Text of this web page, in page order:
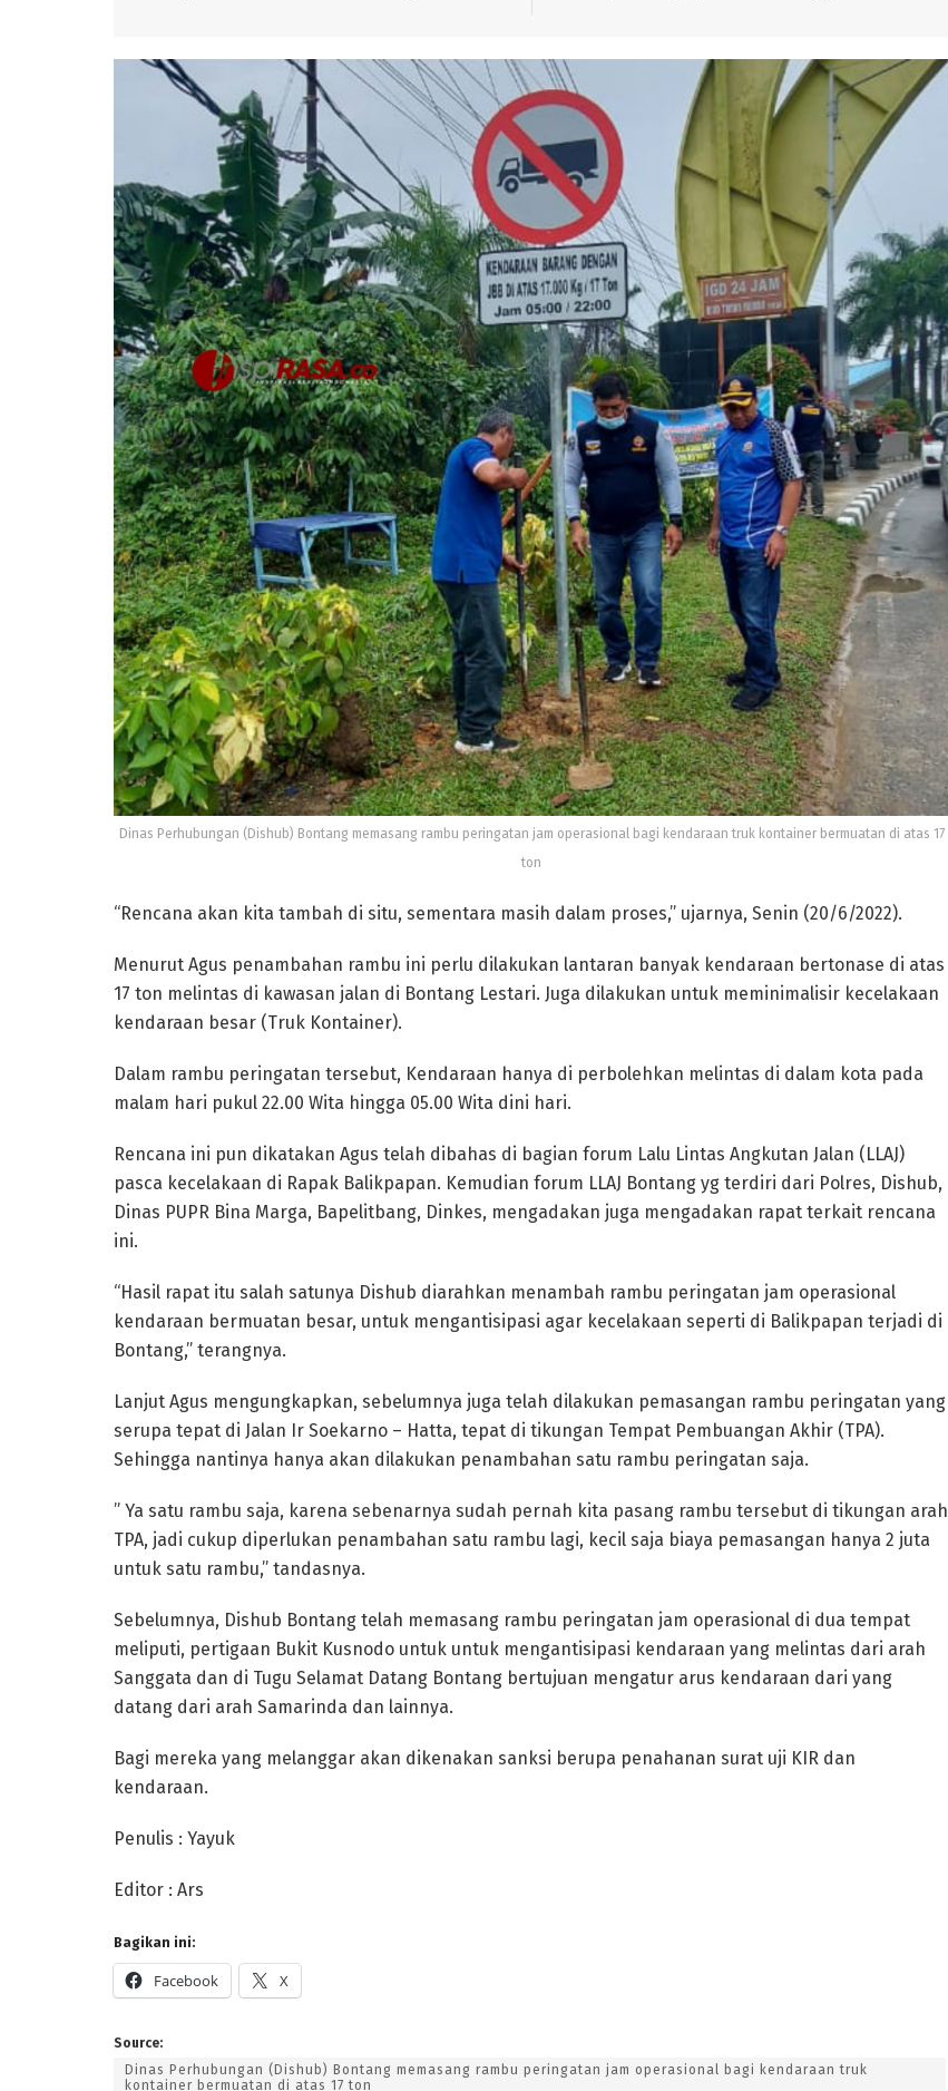
Dinas Perhubungan (Dishub) Bontang memasang rambu peringatan jam operasional bagi kendaraan truk kontainer bermuatan di atas 17
ton
“Rencana akan kita tambah di situ, sementara masih dalam proses,” ujarnya, Senin (20/6/2022).
Menurut Agus penambahan rambu ini perlu dilakukan lantaran banyak kendaraan bertonase di atas
17 ton melintas di kawasan jalan di Bontang Lestari. Juga dilakukan untuk meminimalisir kecelakaan
kendaraan besar (Truk Kontainer).
Dalam rambu peringatan tersebut, Kendaraan hanya di perbolehkan melintas di dalam kota pada
malam hari pukul 22.00 Wita hingga 05.00 Wita dini hari.
Rencana ini pun dikatakan Agus telah dibahas di bagian forum Lalu Lintas Angkutan Jalan (LLAJ)
pasca kecelakaan di Rapak Balikpapan. Kemudian forum LLAJ Bontang yg terdiri dari Polres, Dishub,
Dinas PUPR Bina Marga, Bapelitbang, Dinkes, mengadakan juga mengadakan rapat terkait rencana
ini.
“Hasil rapat itu salah satunya Dishub diarahkan menambah rambu peringatan jam operasional
kendaraan bermuatan besar, untuk mengantisipasi agar kecelakaan seperti di Balikpapan terjadi di
Bontang,” terangnya.
Lanjut Agus mengungkapkan, sebelumnya juga telah dilakukan pemasangan rambu peringatan yang
serupa tepat di Jalan Ir Soekarno – Hatta, tepat di tikungan Tempat Pembuangan Akhir (TPA).
Sehingga nantinya hanya akan dilakukan penambahan satu rambu peringatan saja.
” Ya satu rambu saja, karena sebenarnya sudah pernah kita pasang rambu tersebut di tikungan arah
TPA, jadi cukup diperlukan penambahan satu rambu lagi, kecil saja biaya pemasangan hanya 2 juta
untuk satu rambu,” tandasnya.
Sebelumnya, Dishub Bontang telah memasang rambu peringatan jam operasional di dua tempat
meliputi, pertigaan Bukit Kusnodo untuk untuk mengantisipasi kendaraan yang melintas dari arah
Sanggata dan di Tugu Selamat Datang Bontang bertujuan mengatur arus kendaraan dari yang
datang dari arah Samarinda dan lainnya.
Bagi mereka yang melanggar akan dikenakan sanksi berupa penahanan surat uji KIR dan
kendaraan.
Penulis : Yayuk
Editor : Ars
Bagikan ini:
Facebook X
Source:
Dinas Perhubungan (Dishub) Bontang memasang rambu peringatan jam operasional bagi kendaraan truk
kontainer bermuatan di atas 17 ton